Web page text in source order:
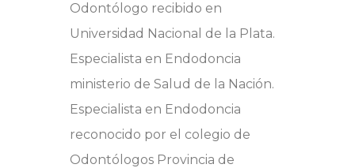
Odontólogo recibido en
Universidad Nacional de la Plata.
Especialista en Endodoncia
ministerio de Salud de la Nación.
Especialista en Endodoncia
reconocido por el colegio de
Odontólogos Provincia de